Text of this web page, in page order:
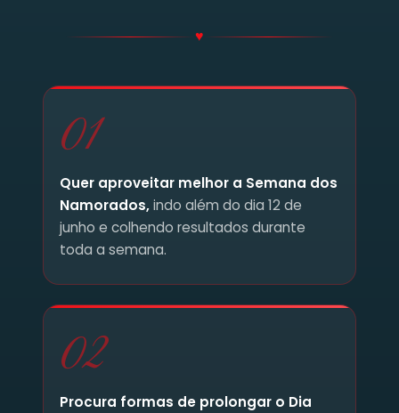
♥
01
Quer aproveitar melhor a Semana dos
Namorados,indo além do dia 12 de
junho e colhendo resultados durante
toda a semana.
02
Procura formas de prolongar o Dia